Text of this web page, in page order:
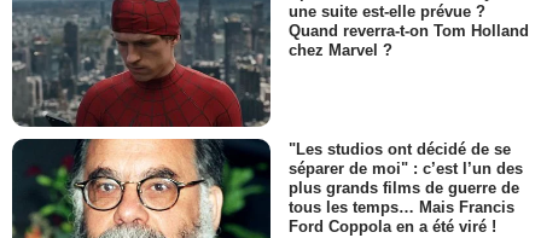
une suite est-elle prévue ?
Quand reverra-t-on Tom Holland
chez Marvel ?
"Les studios ont décidé de se
séparer de moi" : c’est l’un des
plus grands films de guerre de
tous les temps… Mais Francis
Ford Coppola en a été viré !